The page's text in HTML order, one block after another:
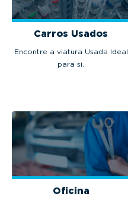
Carros Usados
Encontre a viatura Usada Ideal
para si.
Oficina